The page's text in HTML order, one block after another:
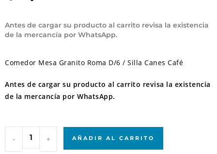
Antes de cargar su producto al carrito revisa la existencia
de la mercancía por WhatsApp.
Comedor Mesa Granito Roma D/6 / Silla Canes Café
Antes de cargar su producto al carrito revisa la existencia
de la mercancía por WhatsApp.
- + AÑADIR AL CARRITO